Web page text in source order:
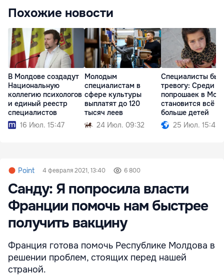
Похожие новости
В Молдове создадут
Национальную
коллегию психологов
и единый реестр
специалистов
16 Июл. 15:47
Молодым
специалистам в
сфере культуры
выплатят до 120
тысяч леев
24 Июл. 09:32
Специалисты
тревогу: Среди
попрошаек в
становится всё
больше детей
25 Июл. 15:45
Point 4 февраля 2021, 13:40 6 800
Санду: Я попросила власти
Франции помочь нам быстрее
получить вакцину
Франция готова помочь Республике Молдова в
решении проблем, стоящих перед нашей
страной.